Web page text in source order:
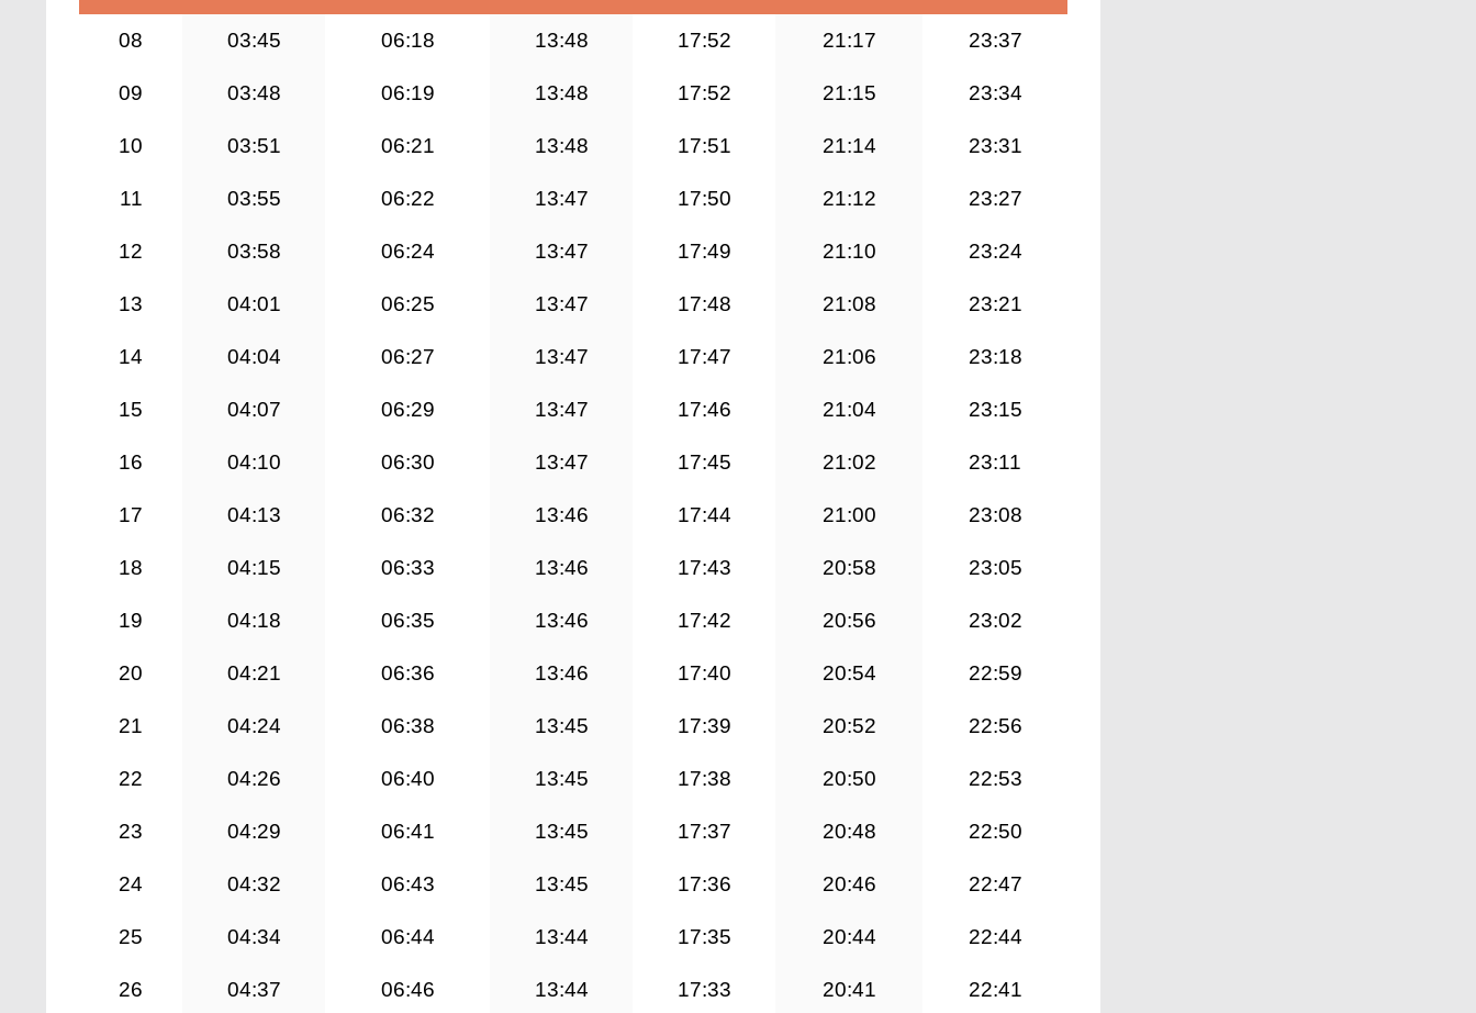
08 03:45 06:18 13:48 17:52 21:17 23:37
09 03:48 06:19 13:48 17:52 21:15 23:34
10 03:51 06:21 13:48 17:51 21:14 23:31
11 03:55 06:22 13:47 17:50 21:12 23:27
12 03:58 06:24 13:47 17:49 21:10 23:24
13 04:01 06:25 13:47 17:48 21:08 23:21
14 04:04 06:27 13:47 17:47 21:06 23:18
15 04:07 06:29 13:47 17:46 21:04 23:15
16 04:10 06:30 13:47 17:45 21:02 23:11
17 04:13 06:32 13:46 17:44 21:00 23:08
18 04:15 06:33 13:46 17:43 20:58 23:05
19 04:18 06:35 13:46 17:42 20:56 23:02
20 04:21 06:36 13:46 17:40 20:54 22:59
21 04:24 06:38 13:45 17:39 20:52 22:56
22 04:26 06:40 13:45 17:38 20:50 22:53
23 04:29 06:41 13:45 17:37 20:48 22:50
24 04:32 06:43 13:45 17:36 20:46 22:47
25 04:34 06:44 13:44 17:35 20:44 22:44
26 04:37 06:46 13:44 17:33 20:41 22:41